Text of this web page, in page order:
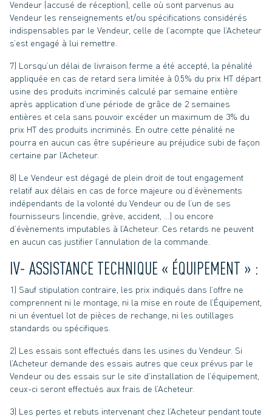
Vendeur (accusé de réception), celle où sont parvenus au
Vendeur les renseignements et/ou spécifications considérés
indispensables par le Vendeur, celle de l’acompte que l’Acheteur
s’est engagé à lui remettre.
7) Lorsqu’un délai de livraison ferme a été accepté, la pénalité
appliquée en cas de retard sera limitée à 0.5% du prix HT départ
usine des produits incriminés calculé par semaine entière
après application d’une période de grâce de 2 semaines
entières et cela sans pouvoir excéder un maximum de 3% du
prix HT des produits incriminés. En outre cette pénalité ne
pourra en aucun cas être supérieure au préjudice subi de façon
certaine par l’Acheteur.
8) Le Vendeur est dégagé de plein droit de tout engagement
relatif aux délais en cas de force majeure ou d’évènements
indépendants de la volonté du Vendeur ou de l’un de ses
fournisseurs (incendie, grève, accident, …) ou encore
d’évènements imputables à l’Acheteur. Ces retards ne peuvent
en aucun cas justifier l’annulation de la commande.
IV- ASSISTANCE TECHNIQUE « ÉQUIPEMENT » :
1) Sauf stipulation contraire, les prix indiqués dans l’offre ne
comprennent ni le montage, ni la mise en route de l’Équipement,
ni un éventuel lot de pièces de rechange, ni les outillages
standards ou spécifiques.
2) Les essais sont effectués dans les usines du Vendeur. Si
l’Acheteur demande des essais autres que ceux prévus par le
Vendeur ou des essais sur le site d’installation de l’équipement,
ceux-ci seront effectués aux frais de l’Acheteur.
3) Les pertes et rebuts intervenant chez l’Acheteur pendant toute